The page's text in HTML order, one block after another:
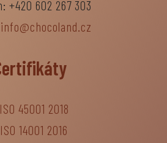
+420 602 267 303
info@chocoland.cz
ISO 45001 2018
ISO 14001 2016